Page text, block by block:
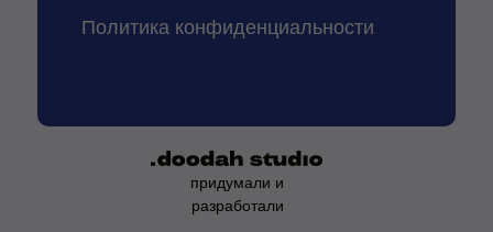
придумали и
разработали
Политика конфиденциальности